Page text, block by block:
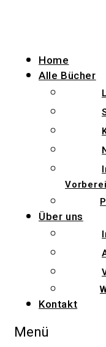
Home
Alle Bücher
Über uns
Kontakt
Menü